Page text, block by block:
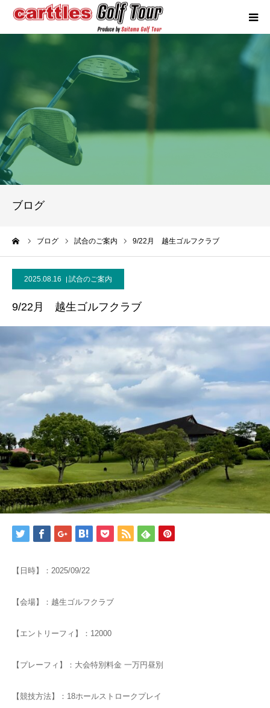
ブログ
ブログ 試合のご案内 9/22月 越生ゴルフクラブ
2025.08.16 試合のご案内
9/22月 越生ゴルフクラブ
【日時】：2025/09/22
【会場】：越生ゴルフクラブ
【エントリーフィ】：12000
【プレーフィ】：大会特別料金 一万円昼別
【競技方法】：18ホールストロークプレイ
競技概要
年間スケジュール
試合報告